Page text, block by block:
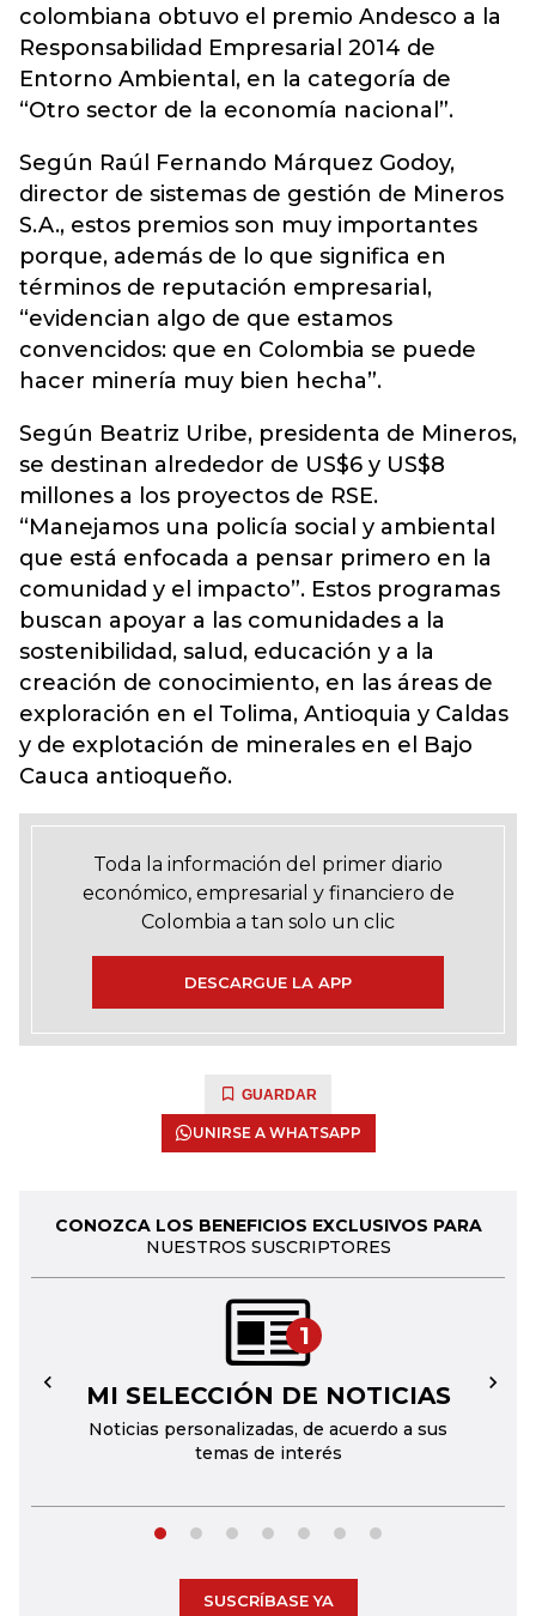
colombiana obtuvo el premio Andesco a la
Responsabilidad Empresarial 2014 de
Entorno Ambiental, en la categoría de
“Otro sector de la economía nacional”.
Según Raúl Fernando Márquez Godoy,
director de sistemas de gestión de Mineros
S.A., estos premios son muy importantes
porque, además de lo que significa en
términos de reputación empresarial,
“evidencian algo de que estamos
convencidos: que en Colombia se puede
hacer minería muy bien hecha”.
Según Beatriz Uribe, presidenta de Mineros,
se destinan alrededor de US$6 y US$8
millones a los proyectos de RSE.
“Manejamos una policía social y ambiental
que está enfocada a pensar primero en la
comunidad y el impacto”. Estos programas
buscan apoyar a las comunidades a la
sostenibilidad, salud, educación y a la
creación de conocimiento, en las áreas de
exploración en el Tolima, Antioquia y Caldas
y de explotación de minerales en el Bajo
Cauca antioqueño.
Toda la información del primer diario
económico, empresarial y financiero de
Colombia a tan solo un clic
DESCARGUE LA APP
GUARDAR
UNIRSE A WHATSAPP
CONOZCA LOS BENEFICIOS EXCLUSIVOS PARA
NUESTROS SUSCRIPTORES
1
MI SELECCIÓN DE NOTICIAS
Noticias personalizadas, de acuerdo a sus
temas de interés
← →
SUSCRÍBASE YA